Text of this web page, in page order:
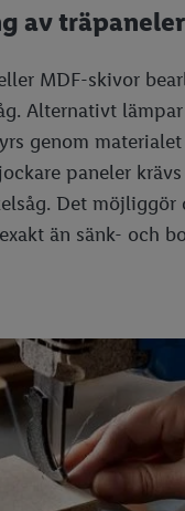
av träpaneler
MDF-skivor
Alternativt
genom
paneler
Det möjliggör
än sänk- och